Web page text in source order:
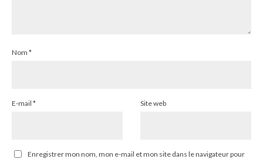
Nom *
E-mail * Site web
Enregistrer mon nom, mon e-mail et mon site dans le navigateur pour